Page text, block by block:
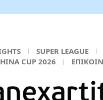
SUPER LEAGUE
CUP 2026